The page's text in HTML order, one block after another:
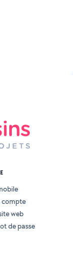
compte
web
de passe